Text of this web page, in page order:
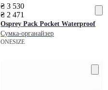
₴ 3 530
₴ 2 471
Osprey Pack Pocket Waterproof
Сумка-органайзер
ONESIZE